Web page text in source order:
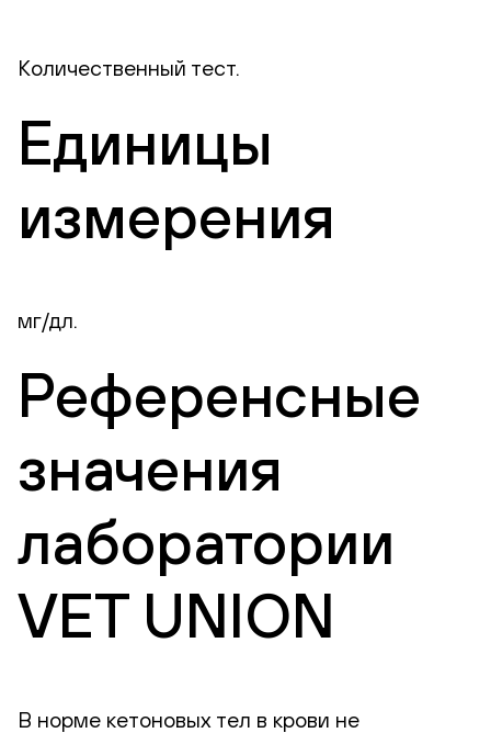
Количественный тест.
Единицы
измерения
мг/дл.
Референсные
значения
лаборатории
VET UNION
В норме кетоновых тел в крови не